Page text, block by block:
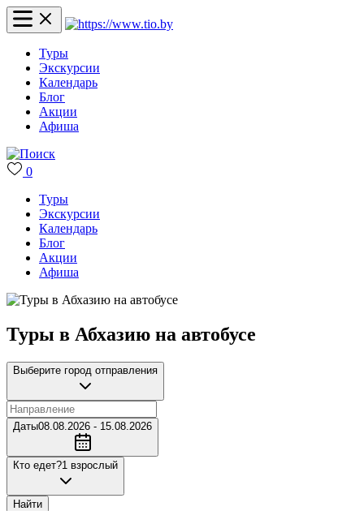
Туры
Экскурсии
Календарь
Блог
Акции
Афиша
0
Туры
Экскурсии
Календарь
Блог
Акции
Афиша
Туры в Абхазию на автобусе
Выберите город отправления
Даты08.08.2026 - 15.08.2026
Кто едет?1 взрослый
Найти